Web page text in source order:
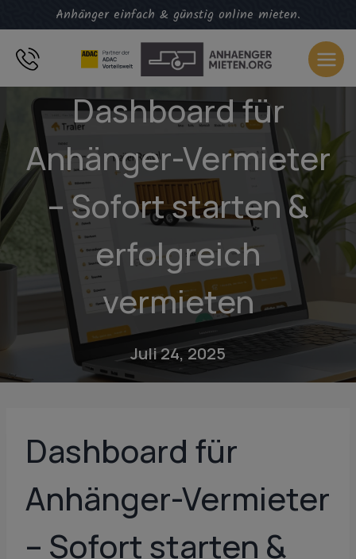
Inhalt
springen
Anhänger einfach & günstig online mieten.
Dashboard für
Anhänger-Vermieter
– Sofort starten &
erfolgreich
vermieten
Juli 24, 2025
Dashboard für
Anhänger-Vermieter
– Sofort starten &